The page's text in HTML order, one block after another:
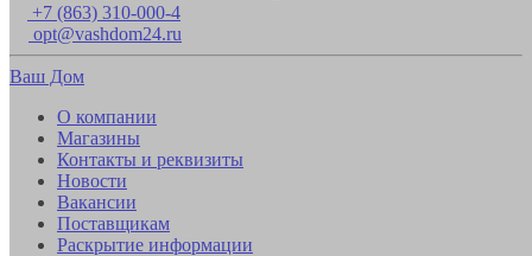
+7 (863) 310-000-4
opt@vashdom24.ru
Ваш Дом
О компании
Магазины
Контакты и реквизиты
Новости
Вакансии
Поставщикам
Раскрытие информации